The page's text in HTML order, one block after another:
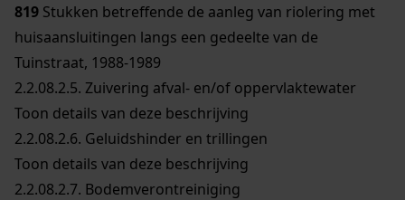
819 Stukken betreffende de aanleg van riolering met
huisaansluitingen langs een gedeelte van de
Tuinstraat, 1988-1989
2.2.08.2.5. Zuivering afval- en/of oppervlaktewater
Toon details van deze beschrijving
2.2.08.2.6. Geluidshinder en trillingen
Toon details van deze beschrijving
2.2.08.2.7. Bodemverontreiniging